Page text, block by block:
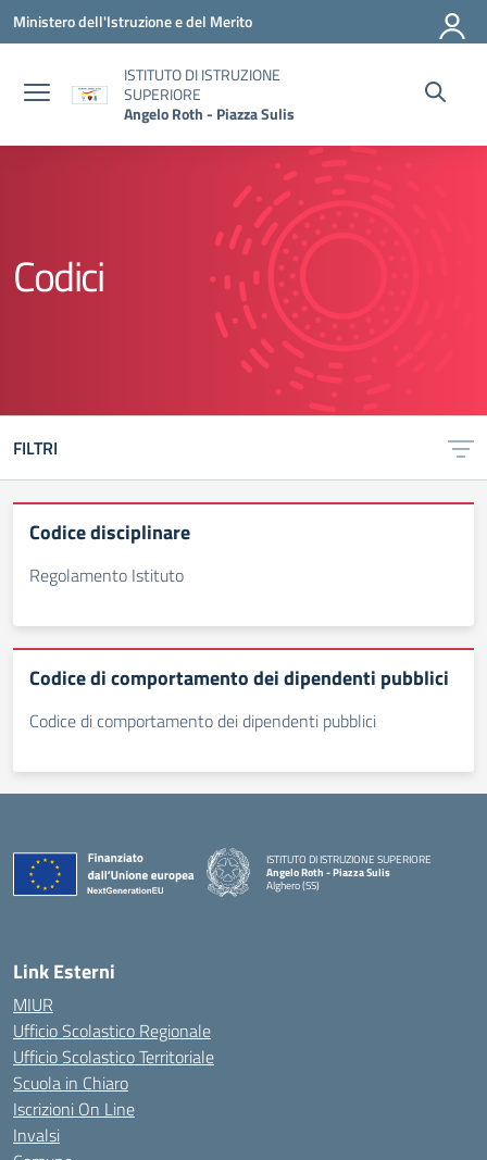
Vai ai contenuti
Vai al menu di navigazione
Vai al footer
Ministero dell'Istruzione e del Merito
ISTITUTO DI ISTRUZIONE
SUPERIORE
Angelo Roth - Piazza Sulis
Codici
FILTRI
Codice disciplinare
Regolamento Istituto
Codice di comportamento dei dipendenti pubblici
Codice di comportamento dei dipendenti pubblici
ISTITUTO DI ISTRUZIONE SUPERIORE
Angelo Roth - Piazza Sulis
Alghero (SS)
— Visita la pagina iniziale della scuola
Link Esterni
MIUR
Ufficio Scolastico Regionale
Ufficio Scolastico Territoriale
Scuola in Chiaro
Iscrizioni On Line
Invalsi